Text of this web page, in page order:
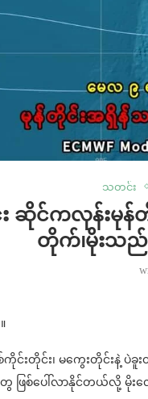
သတင်း
း ဆိုင်ကလုန်းမုန်
တိုက်၊မိုးသည်
င်းတိုင်း၊ မကွေးတိုင်းနဲ့ ပဲ
ဖြစ်ပေါ်လာနိုင်တယ်လို့ မိုးလ